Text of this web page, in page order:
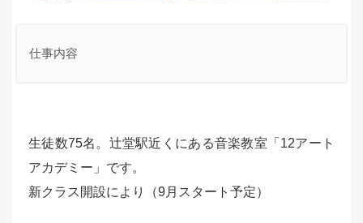
仕事内容
生徒数75名。辻堂駅近くにある音楽教室「12アート
アカデミー」です。
新クラス開設により（9月スタート予定）